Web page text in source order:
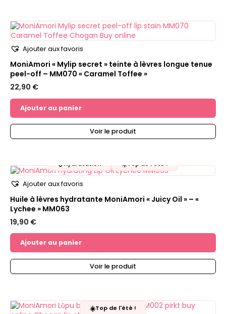
Ajouter aux favoris
MoniAmori « Mylip secret » teinte à lèvres longue tenue
peel-off – MM070 « Caramel Toffee »
22,90 €
Ajouter au panier
Voir le produit
💧Hydratation ☀️ Top de l'été !
Ajouter aux favoris
Huile à lèvres hydratante MoniAmori « Juicy Oil » – «
Lychee » MM063
19,90 €
Ajouter au panier
Voir le produit
☀️Top de l'été !